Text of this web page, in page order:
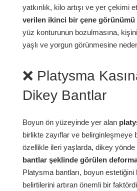
yatkınlık, kilo artışı ve yer çekimi
verilen ikinci bir çene görünümü
yüz konturunun bozulmasına,
yaşlı ve yorgun görünmesine
❌ Platysma
Dikey Bantlar
Boyun ön yüzeyinde yer alan
birlikte zayıflar ve belirginleşmeye
özellikle ileri yaşlarda, dikey yönde
bantlar şeklinde görülen
Platysma bantları, boyun
belirtilerini artıran önemli bir